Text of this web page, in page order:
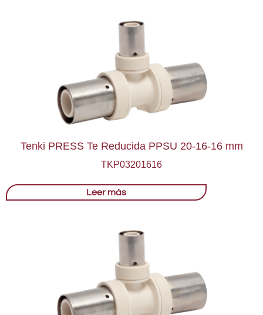
Tenki PRESS Te Reducida PPSU 20-16-16 mm
TKP03201616
Leer más